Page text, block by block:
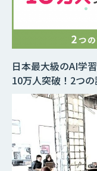
日本最大級のAI学
10万人突破！2つ